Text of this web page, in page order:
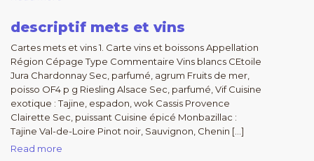
descriptif mets et vins
Cartes mets et vins 1. Carte vins et boissons Appellation
Région Cépage Type Commentaire Vins blancs CEtoile
Jura Chardonnay Sec, parfumé, agrum Fruits de mer,
poisso OF4 p g Riesling Alsace Sec, parfumé, Vif Cuisine
exotique : Tajine, espadon, wok Cassis Provence
Clairette Sec, puissant Cuisine épicé Monbazillac :
Tajine Val-de-Loire Pinot noir, Sauvignon, Chenin […]
Read more